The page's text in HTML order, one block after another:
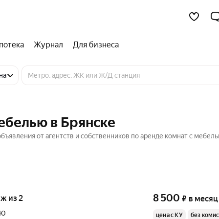
Журнал Для бизнеса
в Брянске
от агентств и собственников по аренде комнат с
из 2 8 500 ₽ в месяц
цена с КУ без